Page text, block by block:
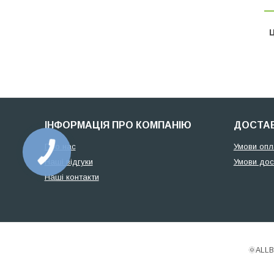
ІНФОРМАЦІЯ ПРО КОМПАНІЮ
Про нас
Наші відгуки
Наші контакти
Умови
Умови